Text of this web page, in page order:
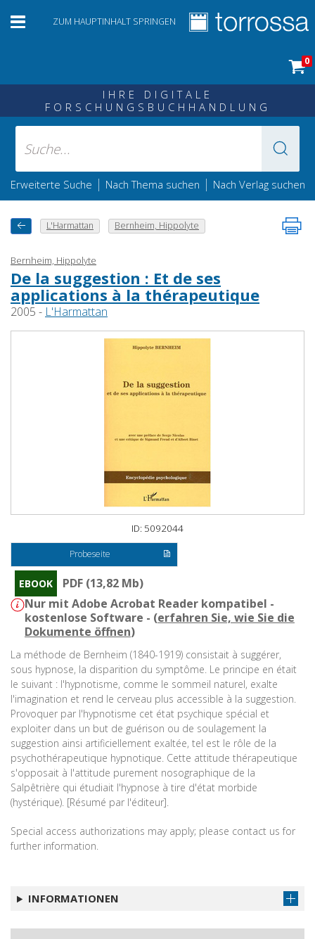
ZUM HAUPTINHALT SPRINGEN
0
IHRE DIGITALE
FORSCHUNGSBUCHHANDLUNG
Erweiterte Suche | Nach Thema suchen | Nach Verlag suchen
L'Harmattan Bernheim, Hippolyte
Bernheim, Hippolyte
De la suggestion : Et de ses
applications à la thérapeutique
2005 - L'Harmattan
ID: 5092044
Probeseite
EBOOK
PDF (13,82 Mb)
Nur mit Adobe Acrobat Reader kompatibel -
kostenlose Software - (erfahren Sie, wie Sie die
Dokumente öffnen)
La méthode de Bernheim (1840-1919) consistait à suggérer,
sous hypnose, la disparition du symptôme. Le principe en était
le suivant : l'hypnotisme, comme le sommeil naturel, exalte
l'imagination et rend le cerveau plus accessible à la suggestion.
Provoquer par l'hypnotisme cet état psychique spécial et
exploiter dans un but de guérison ou de soulagement la
suggestion ainsi artificiellement exaltée, tel est le rôle de la
psychothérapeutique hypnotique. Cette attitude thérapeutique
s'opposait à l'attitude purement nosographique de la
Salpêtrière qui étudiait l'hypnose à tire d'état morbide
(hystérique). [Résumé par l'éditeur].
Special access authorizations may apply; please contact us for
further information.
INFORMATIONEN